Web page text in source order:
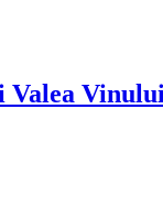
Valea